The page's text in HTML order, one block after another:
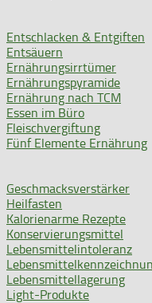
Entschlacken & Entgiften
Entsäuern
Ernährungsirrtümer
Ernährungspyramide
Ernährung nach TCM
Essen im Büro
Fleischvergiftung
Fünf Elemente Ernährung
Geschmacksverstärker
Heilfasten
Kalorienarme Rezepte
Konservierungsmittel
Lebensmittelintoleranz
Lebensmittellagerung
Light-Produkte